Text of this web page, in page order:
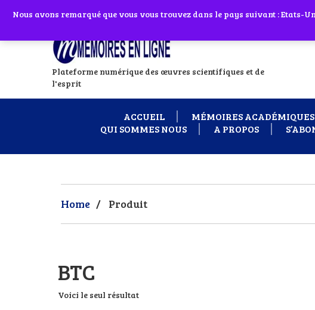
Abonnes toi à notre chaîne WhatsApp en
Plateforme numérique des œuvres scientifiques et de
l'esprit
ACCUEIL MÉMOIRES ACADÉMIQUES
QUI SOMMES NOUS
A PROPOS
Home / Produit
BTC
Voici le seul résultat
Si vous avez besoin
Nous avons remarqué que vous vous trouvez dans le pays suivant :